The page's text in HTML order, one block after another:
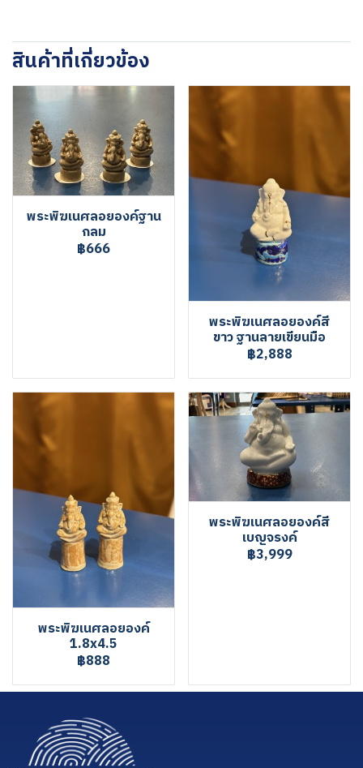
สินค้าที่เกี่ยวข้อง
พระพิฆเนศลอยองค์ฐาน
กลม
฿666
พระพิฆเนศลอยองค์สี
ขาว ฐานลายเขียนมือ
฿2,888
พระพิฆเนศลอยองค์
1.8x4.5
฿888
พระพิฆเนศลอยองค์สี
เบญจรงค์
฿3,999